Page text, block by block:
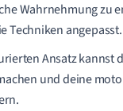
Wahrnehmung zu
Techniken angepasst.
Ansatz kannst
und deine